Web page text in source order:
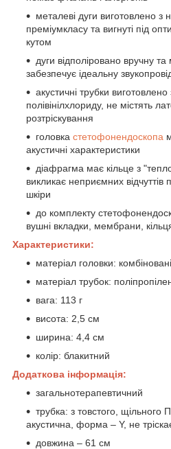
металеві дуги виготовлено з
преміумкласу та вигнуті під
кутом
дуги відполіровано вручну
забезпечує ідеальну
акустичні трубки
полівінілхлориду, не містять
розтріскування
головка стетофонендоскопа
акустичні характеристики
діафрагма має кільце з
викликає неприємних відчуттів
шкіри
до комплекту
вушні вкладки, мембрани,
Характеристики:
матеріал головки:
матеріал трубок:
вага: 113 г
висота: 2,5 см
ширина: 4,4 см
колір: блакитний
Додаткова інформація:
загальнотерапевтичний
трубка: з товстого, щільного
акустична, форма – Y, не
довжина – 61 см